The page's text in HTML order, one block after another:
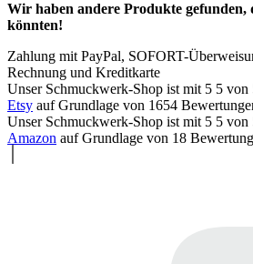
Wir haben andere Produkte gefunden,
könnten!
Zahlung mit PayPal, SOFORT-
Rechnung und Kreditkarte
Unser Schmuckwerk-Shop ist mit 5 5 von
Etsy auf Grundlage von 1654
Unser Schmuckwerk-Shop ist mit 5 5 von
Amazon auf Grundlage von 18